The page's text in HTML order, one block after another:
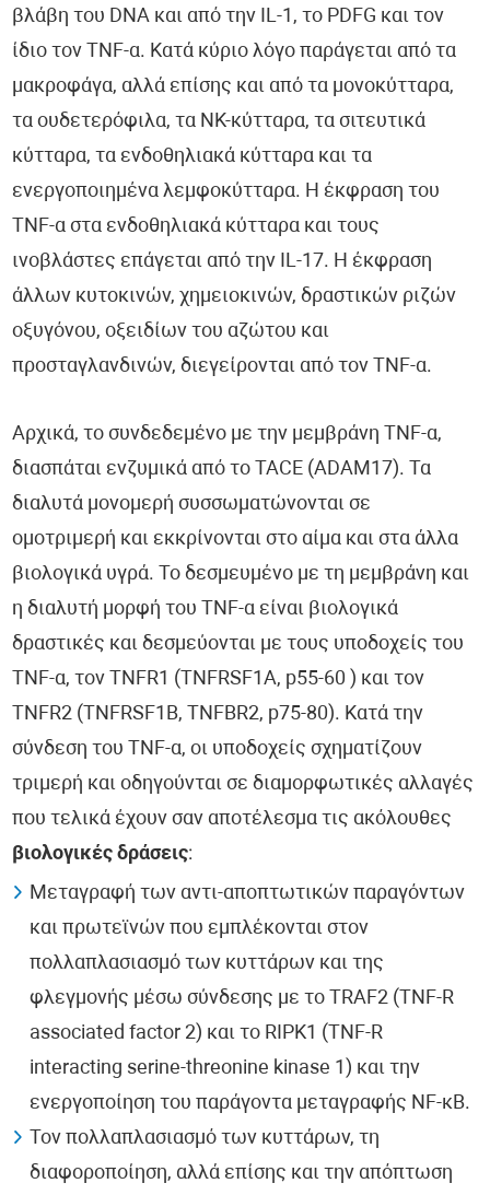
βλάβη του DNA και από την IL-1, το PDFG και τον
ίδιο τον TNF-α. Κατά κύριο λόγο παράγεται από τα
μακροφάγα, αλλά επίσης και από τα μονοκύτταρα,
τα ουδετερόφιλα, τα ΝΚ-κύτταρα, τα σιτευτικά
κύτταρα, τα ενδοθηλιακά κύτταρα και τα
ενεργοποιημένα λεμφοκύτταρα. Η έκφραση του
TNF-α στα ενδοθηλιακά κύτταρα και τους
ινοβλάστες επάγεται από την IL-17. Η έκφραση
άλλων κυτοκινών, χημειοκινών, δραστικών ριζών
οξυγόνου, οξειδίων του αζώτου και
προσταγλανδινών, διεγείρονται από τον TNF-α.
Αρχικά, το συνδεδεμένο με την μεμβράνη TNF-α,
διασπάται ενζυμικά από το TACE (ADAM17). Τα
διαλυτά μονομερή συσσωματώνονται σε
ομοτριμερή και εκκρίνονται στο αίμα και στα άλλα
βιολογικά υγρά. Το δεσμευμένο με τη μεμβράνη και
η διαλυτή μορφή του TNF-α είναι βιολογικά
δραστικές και δεσμεύονται με τους υποδοχείς του
TNF-α, τον TNFR1 (TNFRSF1A, p55-60 ) και τον
TNFR2 (TNFRSF1B, TNFBR2, p75-80). Κατά την
σύνδεση του TNF-α, οι υποδοχείς σχηματίζουν
τριμερή και οδηγούνται σε διαμορφωτικές αλλαγές
που τελικά έχουν σαν αποτέλεσμα τις ακόλουθες
βιολογικές δράσεις:
Μεταγραφή των αντι-αποπτωτικών παραγόντων
και πρωτεϊνών που εμπλέκονται στον
πολλαπλασιασμό των κυττάρων και της
φλεγμονής μέσω σύνδεσης με το TRAF2 (TNF-R
associated factor 2) και το RIPK1 (TNF-R
interacting serine-threonine kinase 1) και την
ενεργοποίηση του παράγοντα μεταγραφής NF-κΒ.
Τον πολλαπλασιασμό των κυττάρων, τη
διαφοροποίηση, αλλά επίσης και την απόπτωση